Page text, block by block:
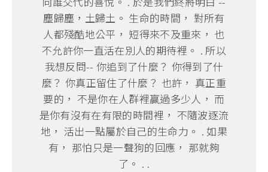
塵歸塵，土歸土。 生命的時間， 對所有
人都殘酷地公平， 短得來不及重來， 也
不允許你一直活在別人的期待裡。 . 所以
我想反問-- 你追到了什麼？ 你得到了什
麼？ 你真正留住了什麼？ 也許， 真正重
要的， 不是你在人群裡贏過多少人， 而
是你有沒有在有限的時間裡， 不隨波逐流
地， 活出一點屬於自己的生命力。 . 如果
有， 那怕只是一聲狗的回應， 那就夠
了。 . .